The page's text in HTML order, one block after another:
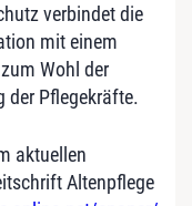
verbindet die
mit einem
Wohl der
der Pflegekräfte.
aktuellen
Altenpflege